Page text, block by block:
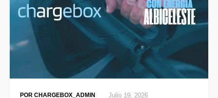
POR CHARGEBOX_ADMIN Julio 19, 2026